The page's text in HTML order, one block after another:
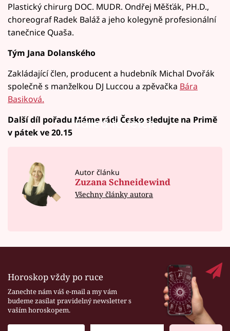
Plastický chirurg DOC. MUDR. Ondřej Měšťák, PH.D.,
choreograf Radek Baláž a jeho kolegyně profesionální
tanečnice Quaša.
Tým Jana Dolanského
Zakládající člen, producent a hudebník Michal Dvořák
společně s manželkou DJ Luccou a zpěvačka Bára
Basiková.
Failed to fetch
Další díl pořadu Máme rádi Česko sledujte na Primě
v pátek ve 20.15
Autor článku
Zuzana Schneidewind
Všechny články autora
Horoskop vždy po ruce
Zanechte nám váš e-mail a my vám
budeme zasílat pravidelný newsletter s
vaším horoskopem.